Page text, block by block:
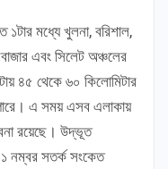
১টার মধ্যে খুলনা, বরিশাল,
এবং সিলেট অঞ্চলের
৪৫ থেকে ৬০ কিলোমিটার
এ সময় এসব এলাকায়
রয়েছে। উদ্ভূত
১ নম্বর সতর্ক সংকেত